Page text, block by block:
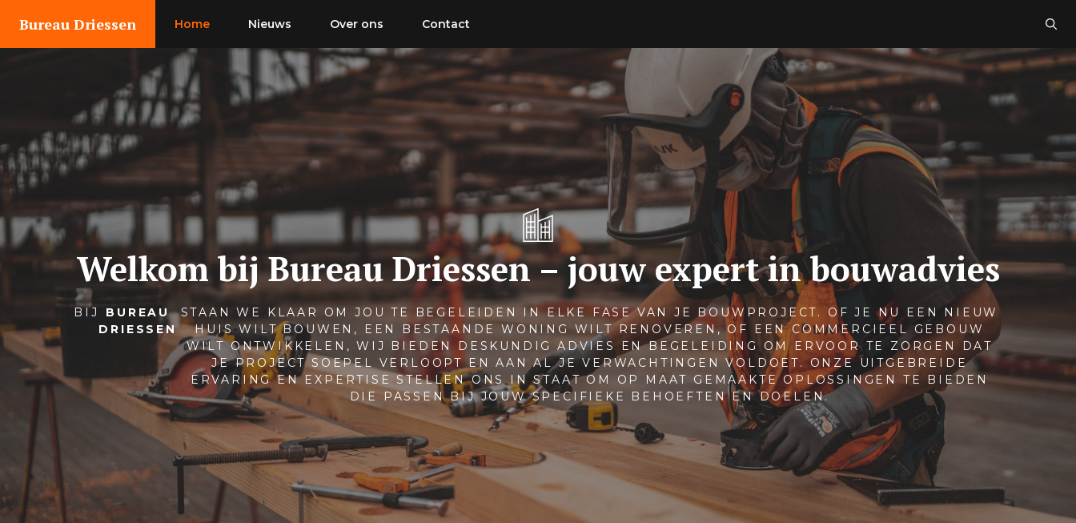
naarBureau Driessen Home Nieuws Over ons Contact
Welkom bij Bureau Driessen – jouw expert in bouwadvies
BIJ
BUREAU
DRIESSEN
STAAN WE KLAAR OM JOU TE BEGELEIDEN IN ELKE FASE VAN JE BOUWPROJECT. OF JE NU EEN NIEUW
HUIS WILT BOUWEN, EEN BESTAANDE WONING WILT RENOVEREN, OF EEN COMMERCIEEL GEBOUW
WILT ONTWIKKELEN, WIJ BIEDEN DESKUNDIG ADVIES EN BEGELEIDING OM ERVOOR TE ZORGEN DAT
JE PROJECT SOEPEL VERLOOPT EN AAN AL JE VERWACHTINGEN VOLDOET. ONZE UITGEBREIDE
ERVARING EN EXPERTISE STELLEN ONS IN STAAT OM OP MAAT GEMAAKTE OPLOSSINGEN TE BIEDEN
DIE PASSEN BIJ JOUW SPECIFIEKE BEHOEFTEN EN DOELEN.